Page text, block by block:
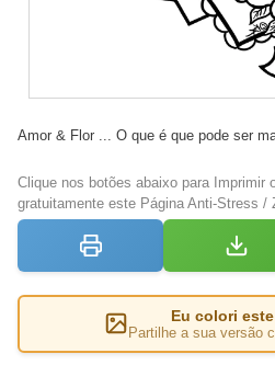
Amor & Flor ... O que é que pode ser
Clique nos botões abaixo para Imprimir
gratuitamente este Página Anti-Stress /
Eu colori
Partilhe a sua versão